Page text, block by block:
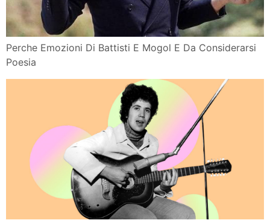
Perche Emozioni Di Battisti E Mogol E Da Considerarsi
Poesia